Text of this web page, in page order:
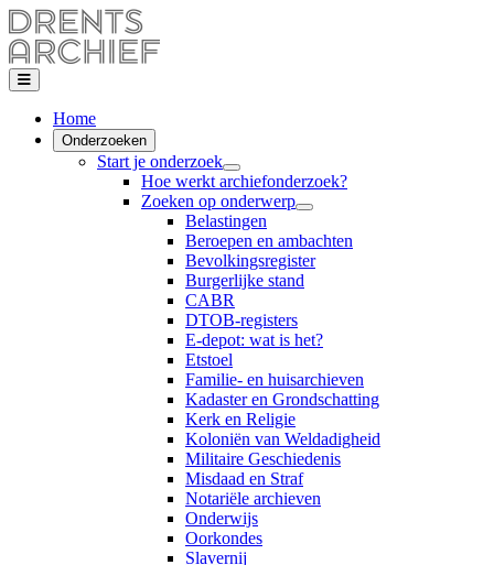
Home
Onderzoeken
Start je onderzoek
Hoe werkt archiefonderzoek?
Zoeken op onderwerp
Belastingen
Beroepen en ambachten
Bevolkingsregister
Burgerlijke stand
CABR
DTOB-registers
E-depot: wat is het?
Etstoel
Familie- en huisarchieven
Kadaster en Grondschatting
Kerk en Religie
Koloniën van Weldadigheid
Militaire Geschiedenis
Misdaad en Straf
Notariële archieven
Onderwijs
Oorkondes
Slavernij